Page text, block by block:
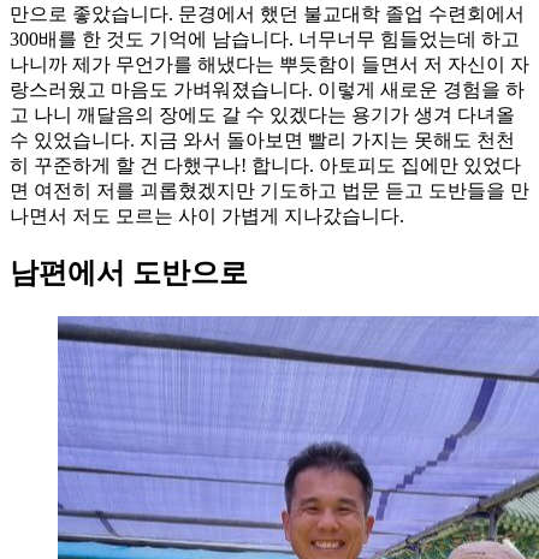
만으로 좋았습니다. 문경에서 했던 불교대학 졸업 수련회에서
300배를 한 것도 기억에 남습니다. 너무너무 힘들었는데 하고
나니까 제가 무언가를 해냈다는 뿌듯함이 들면서 저 자신이 자
랑스러웠고 마음도 가벼워졌습니다. 이렇게 새로운 경험을 하
고 나니 깨달음의 장에도 갈 수 있겠다는 용기가 생겨 다녀올
수 있었습니다. 지금 와서 돌아보면 빨리 가지는 못해도 천천
히 꾸준하게 할 건 다했구나! 합니다. 아토피도 집에만 있었다
면 여전히 저를 괴롭혔겠지만 기도하고 법문 듣고 도반들을 만
나면서 저도 모르는 사이 가볍게 지나갔습니다.
남편에서 도반으로